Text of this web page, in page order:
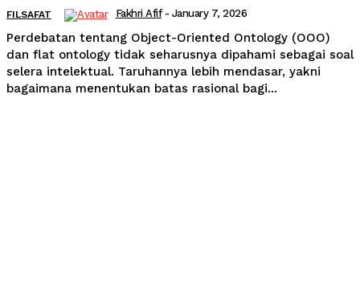
FILSAFAT Fakhri Afif - January 7, 2026
Perdebatan tentang Object-Oriented Ontology (OOO)
dan flat ontology tidak seharusnya dipahami sebagai soal
selera intelektual. Taruhannya lebih mendasar, yakni
bagaimana menentukan batas rasional bagi...